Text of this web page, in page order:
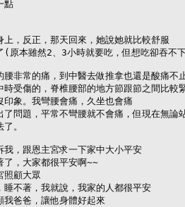
點
，反正，那天回來，她說她就比較舒服
(原本雖然2、3小時就要吃，但想吃卻吞不
非常的痛，到中醫去做推拿也還是酸痛不
受傷的，脊椎腰部的地方節跟節之間比較
象。我彎腰會痛，久坐也會痛
問題，平常不彎腰就不會痛，但現在無論
。
，跟恩主宮求一下家中大小平安
了，大家都很平安啊~~
照顧大眾
不著，我就說，我家的人都很平安
爸爸，讓他身體好起來